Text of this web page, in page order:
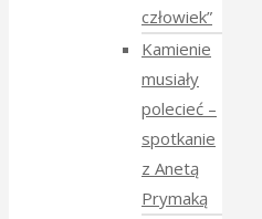
człowiek”
Kamienie
musiały
polecieć –
spotkanie
z Anetą
Prymaką